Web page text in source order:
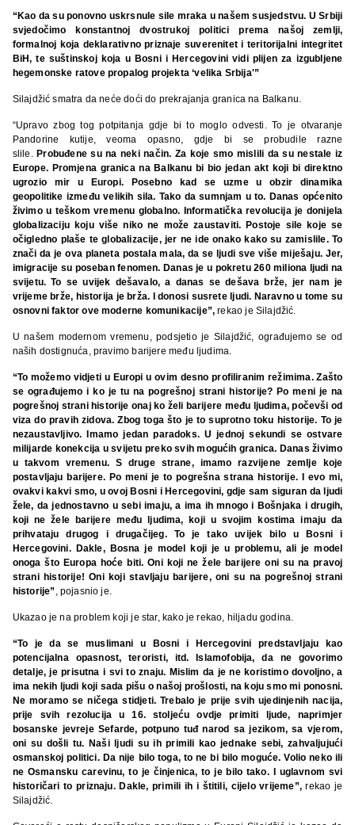
“Kao da su ponovno uskrsnule sile mraka u našem susjedstvu. U Srbiji
svjedočimo konstantnoj dvostrukoj politici prema našoj zemlji,
formalnoj koja deklarativno priznaje suverenitet i teritorijalni integritet
BiH, te suštinskoj koja u Bosni i Hercegovini vidi plijen za izgubljene
hegemonske ratove propalog projekta ‘velika Srbija'”
Silajdžić smatra da neće doći do prekrajanja granica na Balkanu.
“Upravo zbog tog potpitanja gdje bi to moglo odvesti. To je otvaranje
Pandorine kutije, veoma opasno, gdje bi se probudile razne
slile.Probuđene su na neki način. Za koje smo mislili da su nestale iz
Europe. Promjena granica na Balkanu bi bio jedan akt koji bi direktno
ugrozio mir u Europi. Posebno kad se uzme u obzir dinamika
geopolitike između velikih sila. Tako da sumnjam u to. Danas općenito
živimo u teškom vremenu globalno. Informatička revolucija je donijela
globalizaciju koju više niko ne može zaustaviti. Postoje sile koje se
očigledno plaše te globalizacije, jer ne ide onako kako su zamislile. To
znači da je ova planeta postala mala, da se ljudi sve više miješaju. Jer,
imigracije su poseban fenomen. Danas je u pokretu 260 miliona ljudi na
svijetu. To se uvijek dešavalo, a danas se dešava brže, jer nam je
vrijeme brže, historija je brža. I donosi susrete ljudi. Naravno u tome su
osnovni faktor ove moderne komunikacije”, rekao je Silajdžić.
U našem modernom vremenu, podsjetio je Silajdžić, ograđujemo se od
naših dostignuća, pravimo barijere među ljudima.
“To možemo vidjeti u Europi u ovim desno profiliranim režimima. Zašto
se ograđujemo i ko je tu na pogrešnoj strani historije? Po meni je na
pogrešnoj strani historije onaj ko želi barijere među ljudima, počevši od
viza do pravih zidova. Zbog toga što je to suprotno toku historije. To je
nezaustavljivo. Imamo jedan paradoks. U jednoj sekundi se ostvare
milijarde konekcija u svijetu preko svih mogućih granica. Danas živimo
u takvom vremenu. S druge strane, imamo razvijene zemlje koje
postavljaju barijere. Po meni je to pogrešna strana historije. I evo mi,
ovakvi kakvi smo, u ovoj Bosni i Hercegovini, gdje sam siguran da ljudi
žele, da jednostavno u sebi imaju, a ima ih mnogo i Bošnjaka i drugih,
koji ne žele barijere među ljudima, koji u svojim kostima imaju da
prihvataju drugog i drugačijeg. To je tako uvijek bilo u Bosni i
Hercegovini. Dakle, Bosna je model koji je u problemu, ali je model
onoga što Europa hoće biti. Oni koji ne žele barijere oni su na pravoj
strani historije! Oni koji stavljaju barijere, oni su na pogrešnoj strani
historije” , pojasnio je.
Ukazao je na problem koji je star, kako je rekao, hiljadu godina.
“To je da se muslimani u Bosni i Hercegovini predstavljaju kao
potencijalna opasnost, teroristi, itd. Islamofobija, da ne govorimo
detalje, je prisutna i svi to znaju. Mislim da je ne koristimo dovoljno, a
ima nekih ljudi koji sada pišu o našoj prošlosti, na koju smo mi ponosni.
Ne moramo se ničega stidjeti. Trebalo je prije svih ujedinjenih nacija,
prije svih rezolucija u 16. stoljeću ovdje primiti ljude, naprimjer
bosanske jevreje Sefarde, potpuno tuđ narod sa jezikom, sa vjerom,
oni su došli tu. Naši ljudi su ih primili kao jednake sebi, zahvaljujući
osmanskoj politici. Da nije bilo toga, to ne bi bilo moguće. Volio neko ili
ne Osmansku carevinu, to je činjenica, to je bilo tako. I uglavnom svi
historičari to priznaju. Dakle, primili ih i štitili, cijelo vrijeme”,rekao je
Silajdžić.